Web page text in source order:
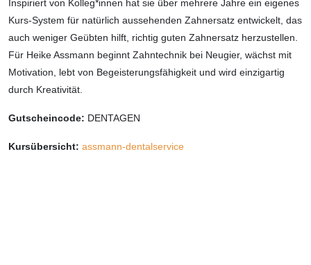
Inspiriert von Kolleg*innen hat sie über mehrere Jahre ein eigenes
Kurs-System für natürlich aussehenden Zahnersatz entwickelt, das
auch weniger Geübten hilft, richtig guten Zahnersatz herzustellen.
Für Heike Assmann beginnt Zahntechnik bei Neugier, wächst mit
Motivation, lebt von Begeisterungsfähigkeit und wird einzigartig
durch Kreativität.
Gutscheincode: DENTAGEN
Kursübersicht: assmann-dentalservice